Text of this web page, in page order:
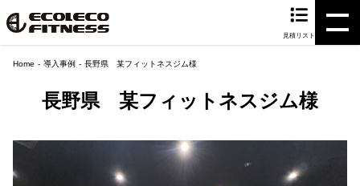
見積リスト
Home 導入事例 長野県 某フィットネスジム様
長野県 某フィットネスジム様